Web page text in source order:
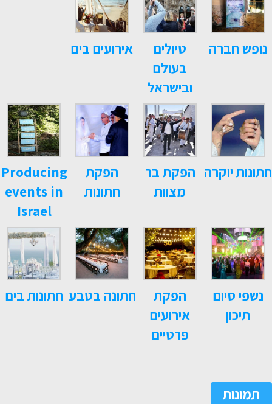
נופש חברה
טיולים
בעולם
ובישראל
אירועים בים
חתונות יוקרה הפקת בר
מצוות
הפקת
חתונות
Producing
events in
Israel
נשפי סיום
תיכון
הפקת
אירועים
פרטיים
חתונה בטבע חתונות בים
תמונות